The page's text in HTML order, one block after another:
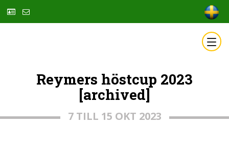
Reymers höstcup 2023
[archived]
7 TILL 15 OKT 2023